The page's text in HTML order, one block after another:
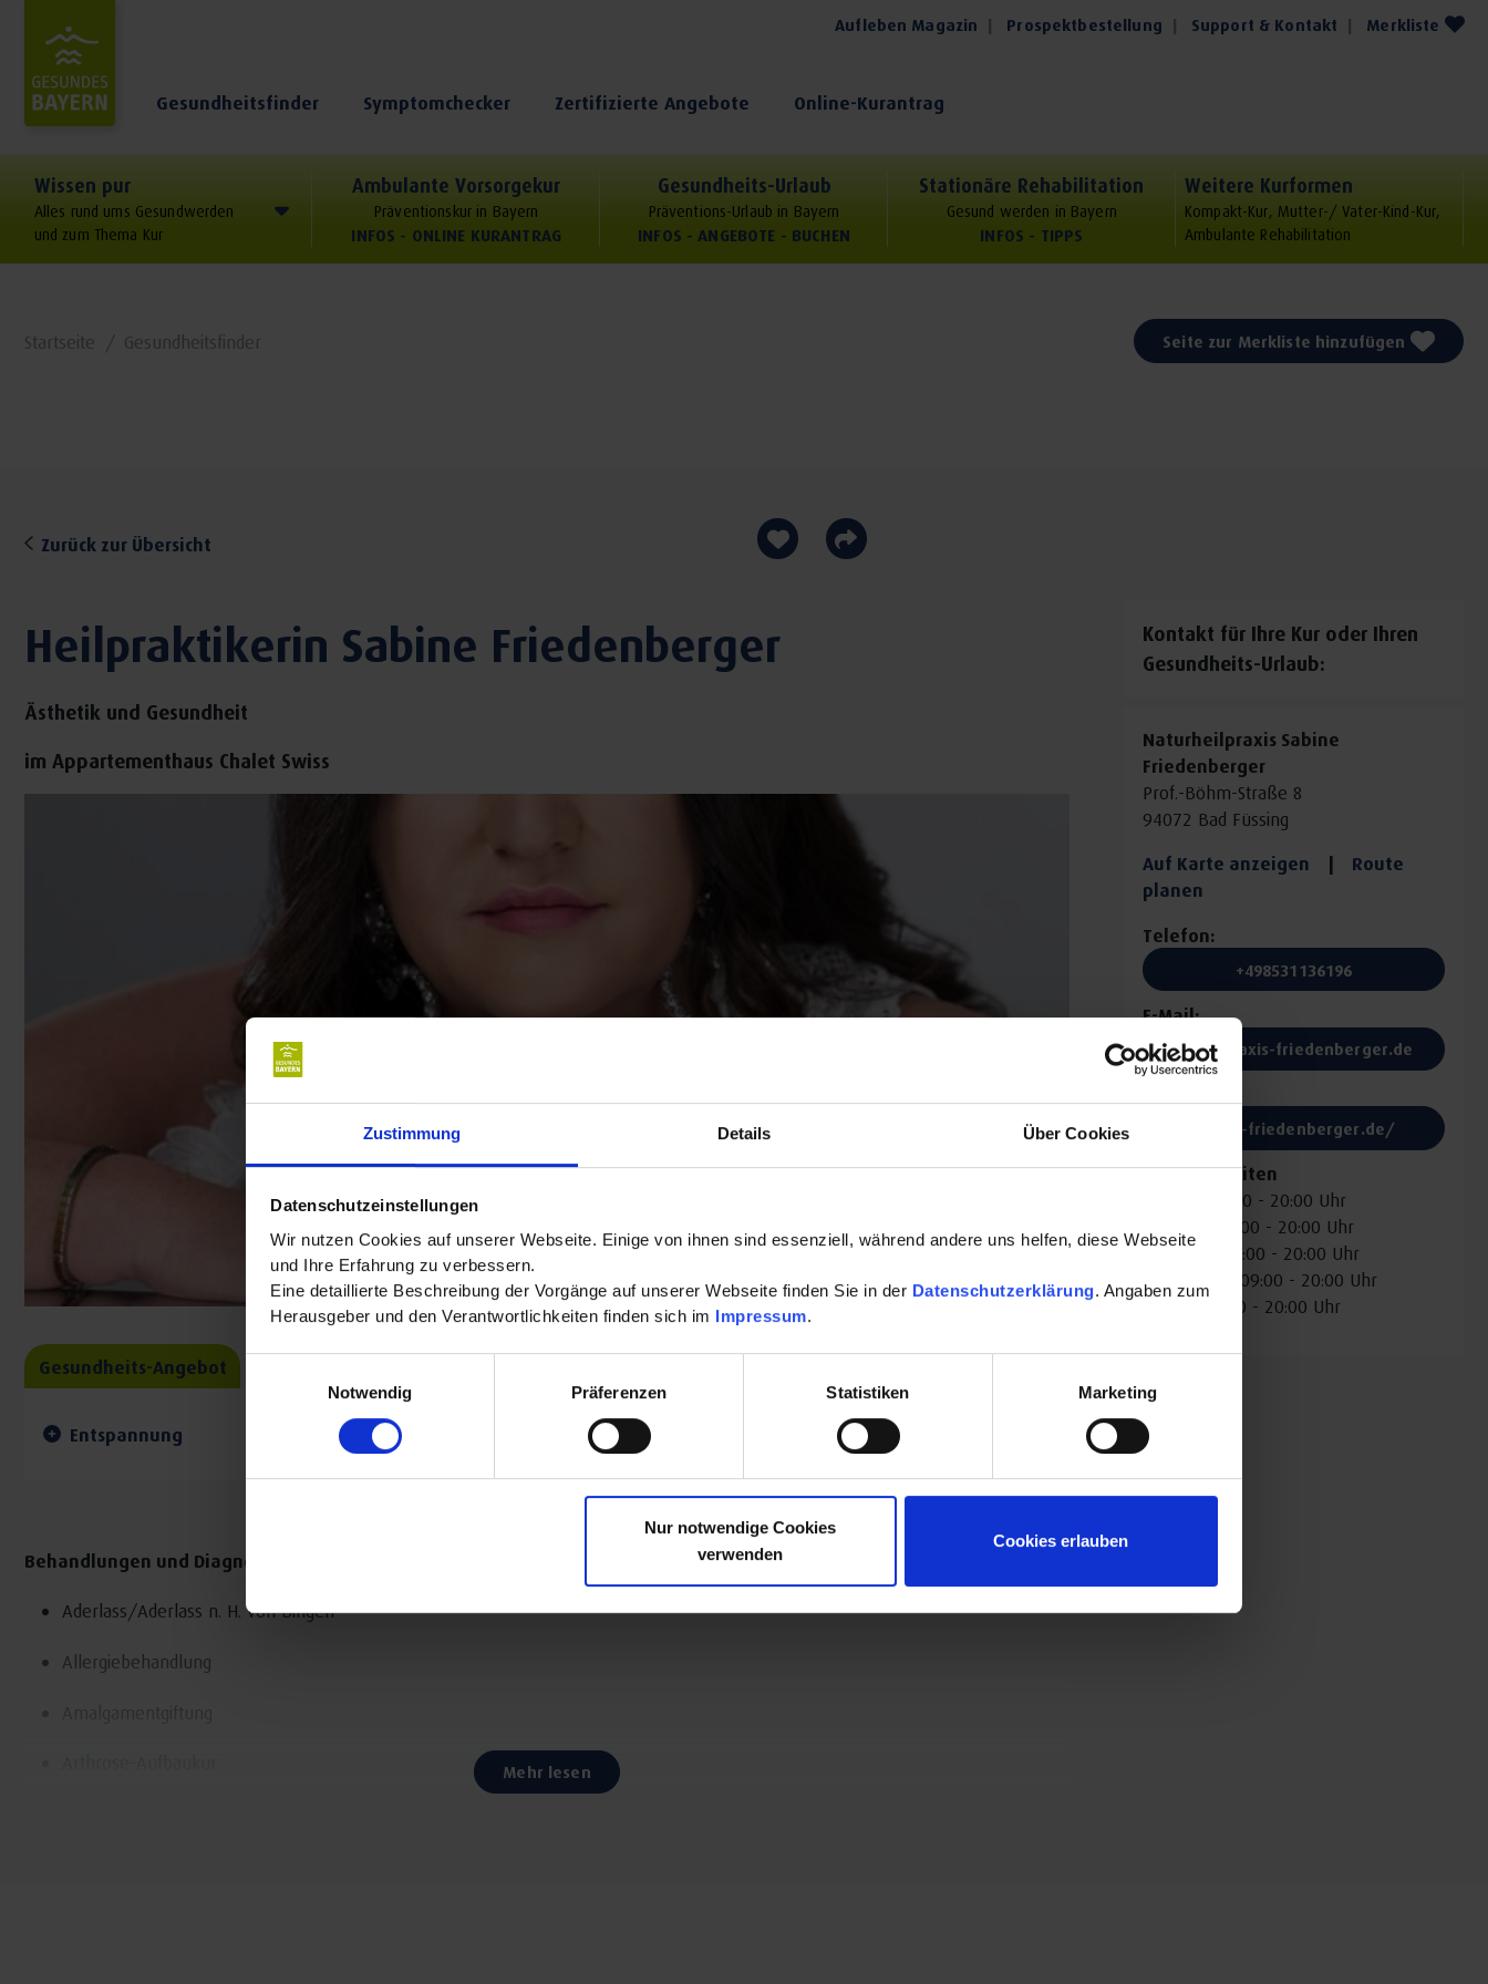
Zustimmung Details Über Cookies
Datenschutzeinstellungen
Wir nutzen Cookies auf unserer Webseite. Einige von ihnen sind essenziell, während andere uns helfen, diese Webseite
und Ihre Erfahrung zu verbessern.
Eine detaillierte Beschreibung der Vorgänge auf unserer Webseite finden Sie in der Datenschutzerklärung. Angaben zum
Herausgeber und den Verantwortlichkeiten finden sich im Impressum.
Notwendig
Präferenzen Statistiken Marketing
Nur notwendige Cookies
verwenden
Cookies erlauben
Aufleben Magazin Prospektbestellung Support & Kontakt Merkliste
Gesundheitsfinder Symptomchecker Zertifizierte Angebote Online-Kurantrag
Wissen pur
Alles rund ums Gesundwerden
und zum Thema Kur
Ambulante Vorsorgekur
Präventionskur in Bayern
INFOS - ONLINE KURANTRAG
Gesundheits-Urlaub
Präventions-Urlaub in Bayern
INFOS - ANGEBOTE - BUCHEN
Stationäre Rehabilitation
Gesund werden in Bayern
INFOS - TIPPS
Weitere Kurformen
Kompakt-Kur, Mutter-/ Vater-Kind-Kur,
Ambulante Rehabilitation
Startseite Gesundheitsfinder Seite zur Merkliste hinzufügen
Zurück zur Übersicht
Heilpraktikerin Sabine Friedenberger
Ästhetik und Gesundheit
im Appartementhaus Chalet Swiss
Gesundheits-Angebot
Entspannung
Behandlungen und Diagnostik:
Aderlass/Aderlass n. H. von Bingen
Allergiebehandlung
Mehr lesen
Kontakt für Ihre Kur oder Ihren
Gesundheits-Urlaub:
Naturheilpraxis Sabine
Friedenberger
Prof.-Böhm-Straße 8
94072 Bad Füssing
Auf Karte anzeigen |
Route
planen
Telefon:
+498531136196
E-Mail:
info@praxis-friedenberger.de
praxis-friedenberger.de/
Öffnungszeiten
Montag: 09:00 - 20:00 Uhr
Dienstag: 09:00 - 20:00 Uhr
Mittwoch: 09:00 - 20:00 Uhr
Donnerstag: 09:00 - 20:00 Uhr
Freitag: 09:00 - 20:00 Uhr